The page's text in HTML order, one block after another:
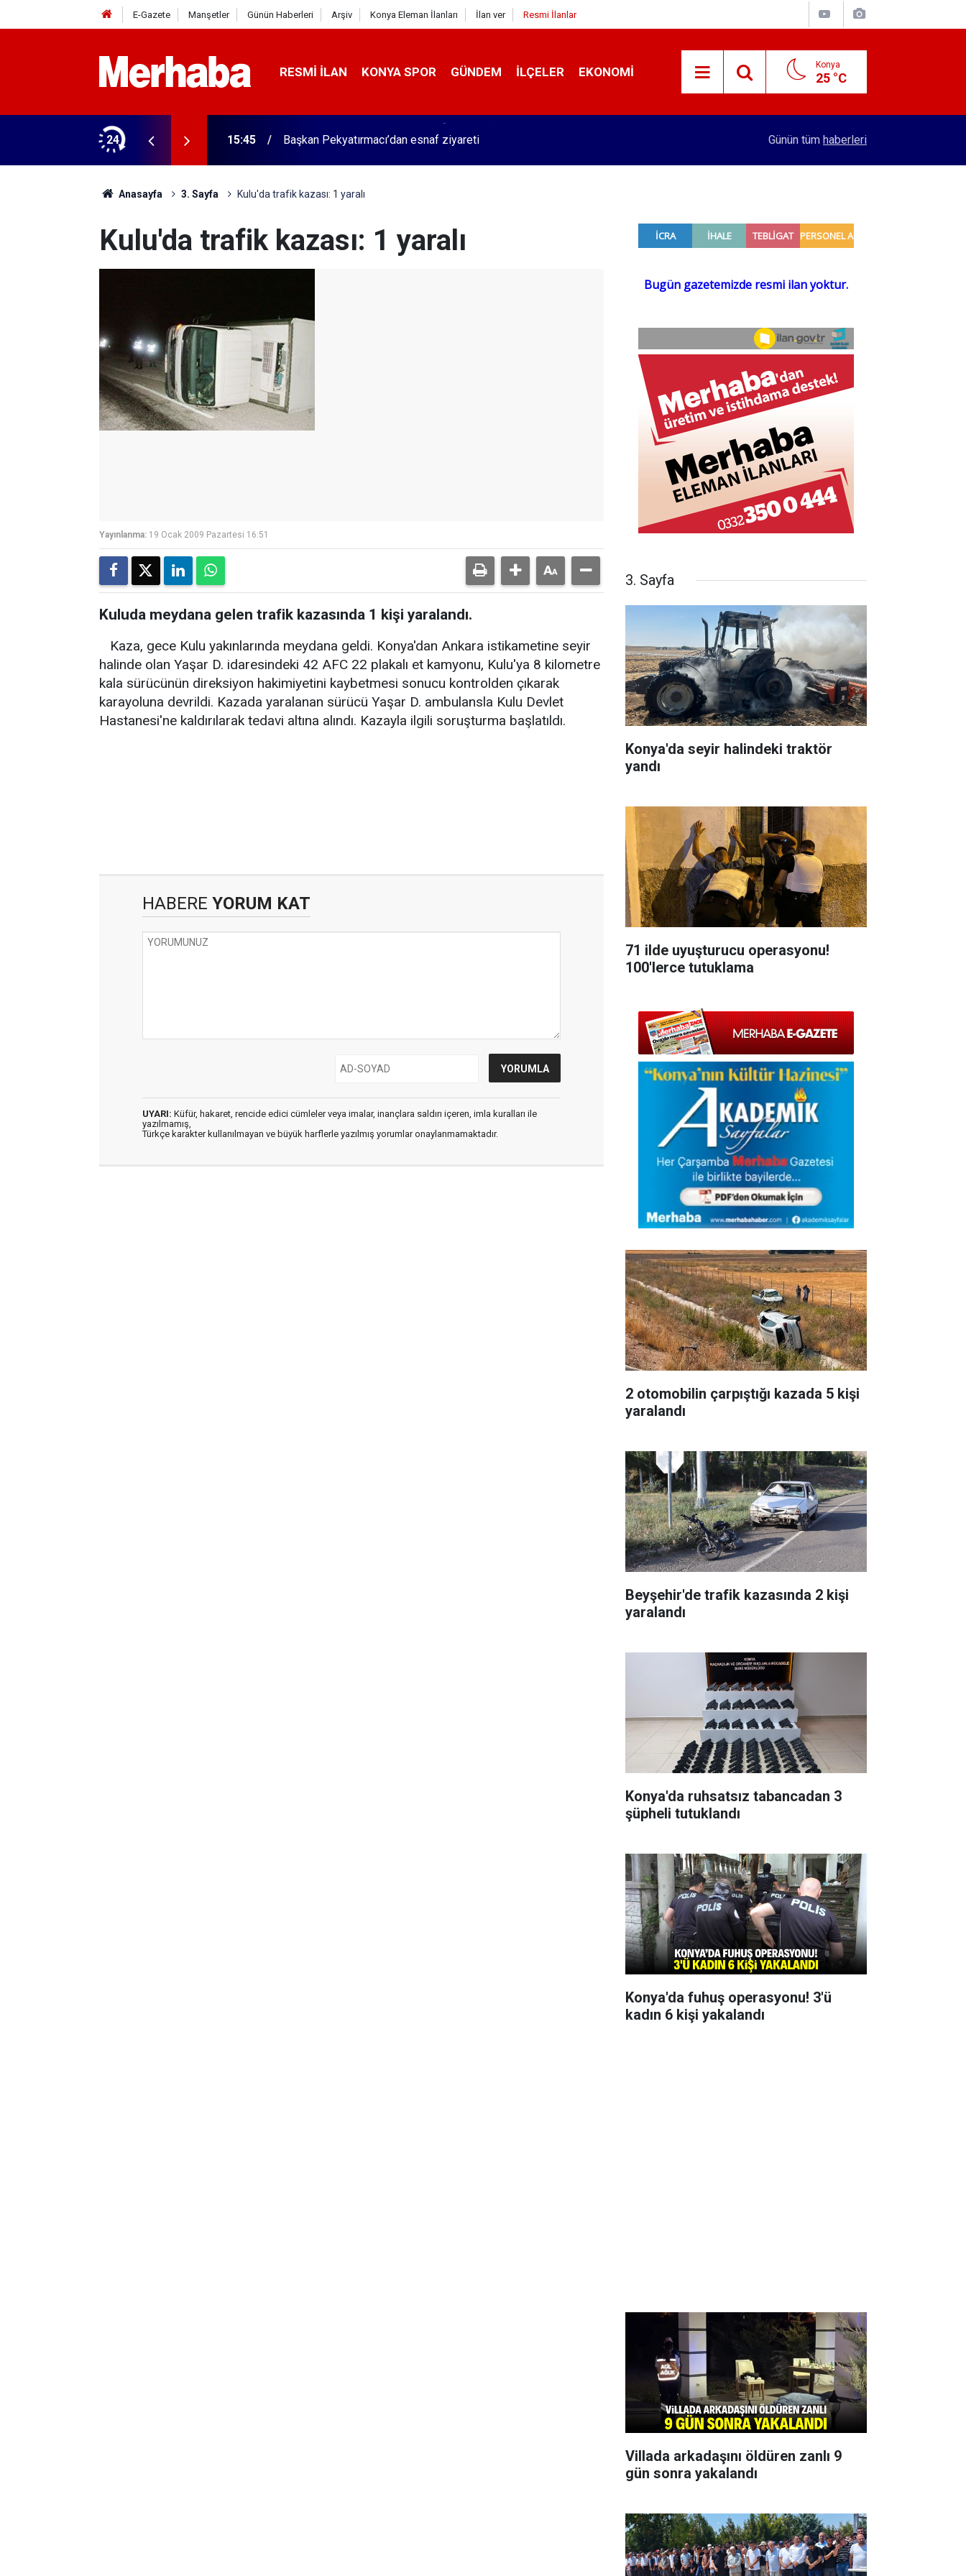
E-Gazete Manşetler Günün Haberleri Arşiv Konya Eleman İlanları İlan ver Resmi İlanlar
RESMI İLAN KONYA SPOR GÜNDEM İLÇELER EKONOMI Konya
25 °C
24
Kampüsü'ne ziyaret 15:45 Başkan Pekyatırmacı’dan esnaf ziyareti Konyalı patron 70 bin TL maaşla personel
Günün tüm haberleri
Anasayfa 3. Sayfa Kulu'da trafik kazası: 1 yaralı
Kulu'da trafik kazası: 1 yaralı
Yayınlanma: 19 Ocak 2009 Pazartesi 16:51
Kuluda meydana gelen trafik kazasında 1 kişi yaralandı.
Kaza, gece Kulu yakınlarında meydana geldi. Konya'dan Ankara istikametine seyir
halinde olan Yaşar D. idaresindeki 42 AFC 22 plakalı et kamyonu, Kulu'ya 8 kilometre
kala sürücünün direksiyon hakimiyetini kaybetmesi sonucu kontrolden çıkarak
karayoluna devrildi. Kazada yaralanan sürücü Yaşar D. ambulansla Kulu Devlet
Hastanesi'ne kaldırılarak tedavi altına alındı. Kazayla ilgili soruşturma başlatıldı.
HABERE YORUM KAT
UYARI: Küfür, hakaret, rencide edici cümleler veya imalar, inançlara saldırı içeren, imla kuralları ile
yazılmamış,
Türkçe karakter kullanılmayan ve büyük harflerle yazılmış yorumlar onaylanmamaktadır.
3. Sayfa
Konya'da seyir halindeki traktör
yandı
71 ilde uyuşturucu operasyonu!
100'lerce tutuklama
2 otomobilin çarpıştığı kazada 5 kişi
yaralandı
Beyşehir'de trafik kazasında 2 kişi
yaralandı
Konya'da ruhsatsız tabancadan 3
şüpheli tutuklandı
Konya'da fuhuş operasyonu! 3'ü
kadın 6 kişi yakalandı
Villada arkadaşını öldüren zanlı 9
gün sonra yakalandı